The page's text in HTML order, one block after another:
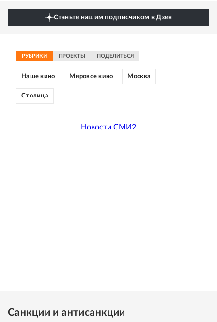
Станьте нашим подписчиком в Дзен
РУБРИКИ ПРОЕКТЫ ПОДЕЛИТЬСЯ
Наше кино Мировое кино Москва
Столица
Новости СМИ2
Санкции и антисанкции